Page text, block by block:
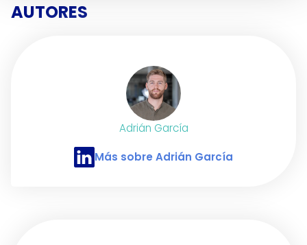
AUTORES
Adrián García
Perfil de LinkedIn de Adrián García
Más sobre Adrián García